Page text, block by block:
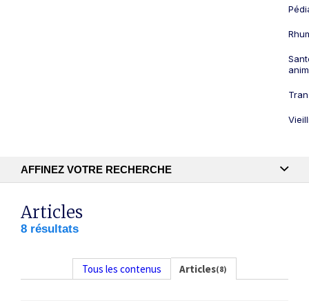
AFFINEZ VOTRE RECHERCHE
Articles
8 résultats
Tous les contenus Articles(8)